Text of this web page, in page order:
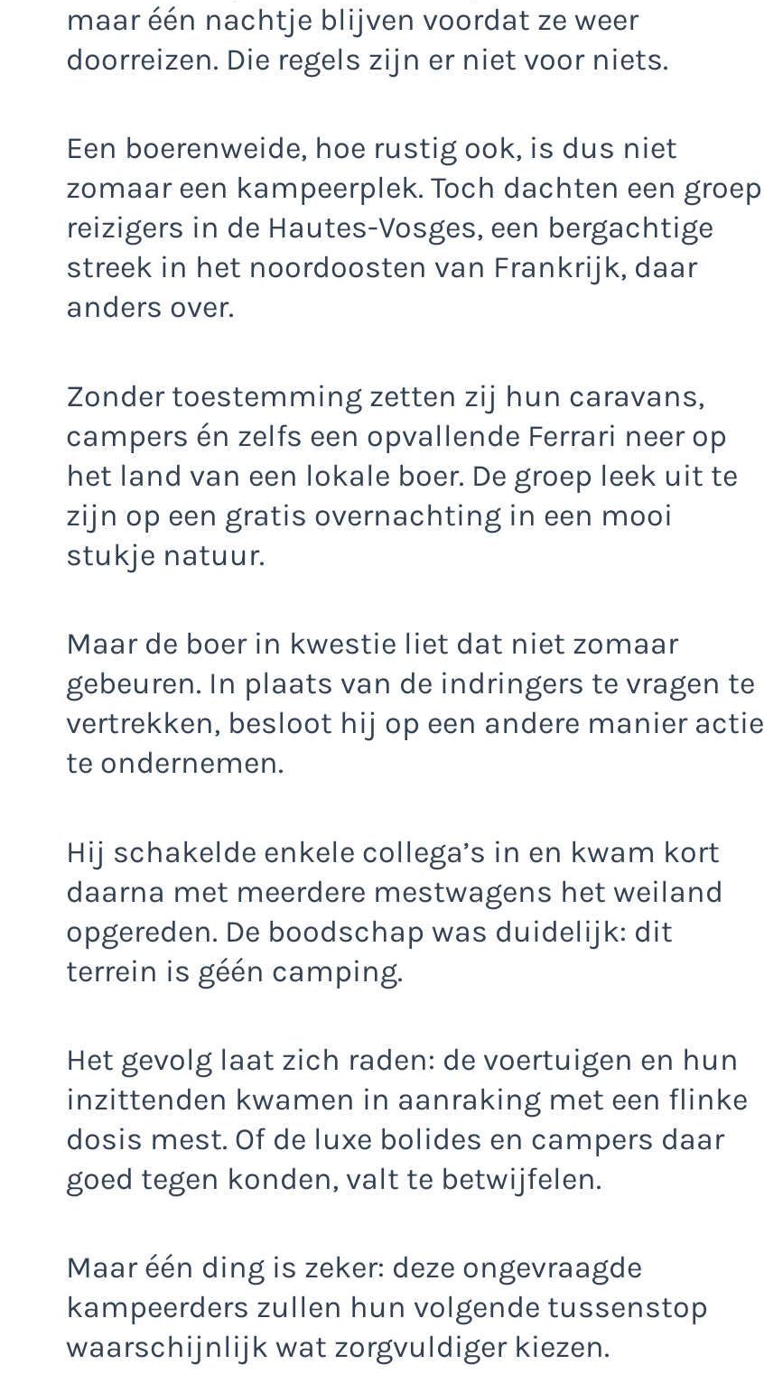
maar één nachtje blijven voordat ze weer
doorreizen. Die regels zijn er niet voor niets.
Een boerenweide, hoe rustig ook, is dus niet
zomaar een kampeerplek. Toch dachten een groep
reizigers in de Hautes-Vosges, een bergachtige
streek in het noordoosten van Frankrijk, daar
anders over.
Zonder toestemming zetten zij hun caravans,
campers én zelfs een opvallende Ferrari neer op
het land van een lokale boer. De groep leek uit te
zijn op een gratis overnachting in een mooi
stukje natuur.
Maar de boer in kwestie liet dat niet zomaar
gebeuren. In plaats van de indringers te vragen te
vertrekken, besloot hij op een andere manier actie
te ondernemen.
Hij schakelde enkele collega’s in en kwam kort
daarna met meerdere mestwagens het weiland
opgereden. De boodschap was duidelijk: dit
terrein is géén camping.
Het gevolg laat zich raden: de voertuigen en hun
inzittenden kwamen in aanraking met een flinke
dosis mest. Of de luxe bolides en campers daar
goed tegen konden, valt te betwijfelen.
Maar één ding is zeker: deze ongevraagde
kampeerders zullen hun volgende tussenstop
waarschijnlijk wat zorgvuldiger kiezen.